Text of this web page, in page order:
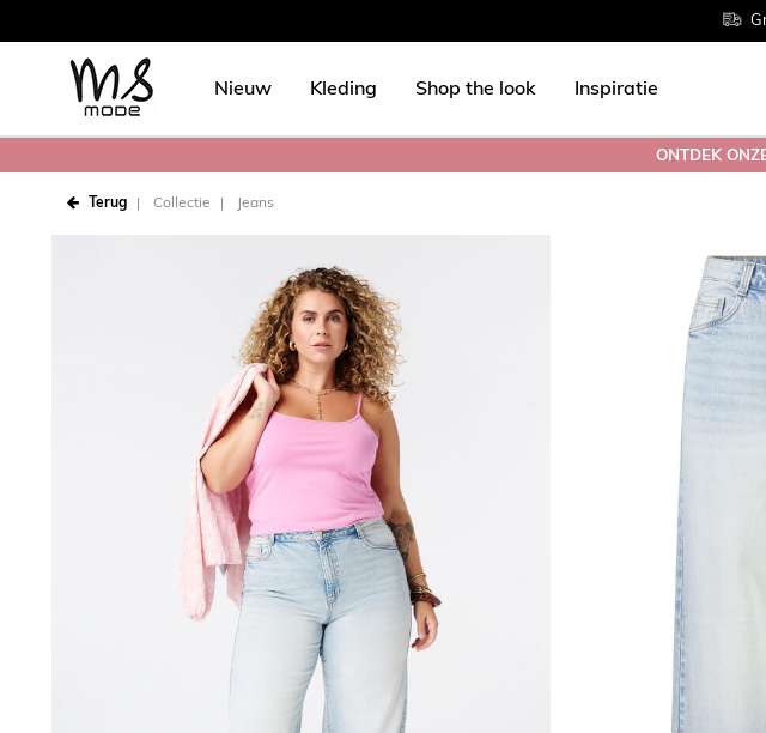
Gratis
Nieuw Kleding Shop the look Inspiratie
ONTDEK
Terug Collectie Jeans